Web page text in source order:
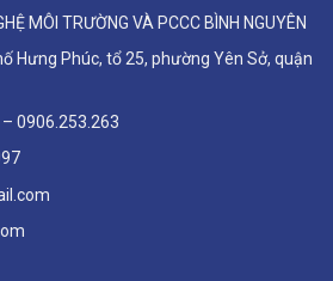
MÔI TRƯỜNG VÀ PCCC BÌNH NGUYÊN
Hưng Phúc, tổ 25, phường Yên Sở, quận
– 0906.253.263